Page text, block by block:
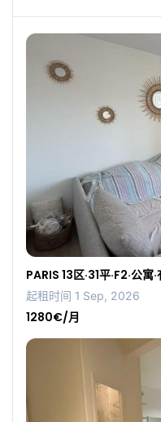
PARIS 13区·31平·F2·公寓
起租时间 1 Sep, 2026
1280€/月